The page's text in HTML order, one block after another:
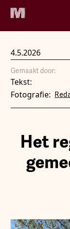
4.5.2026
Gemaakt door:
Tekst:
Fotografie:
Het